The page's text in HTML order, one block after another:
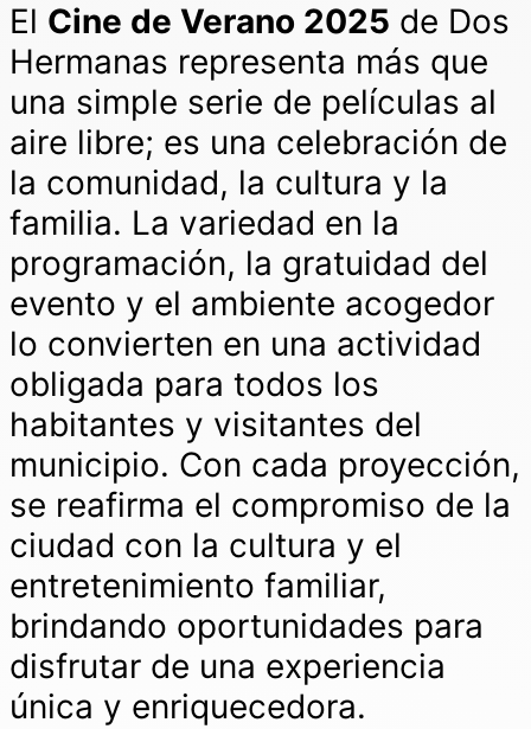
El Cine de Verano 2025 de Dos
Hermanas representa más que
una simple serie de películas al
aire libre; es una celebración de
la comunidad, la cultura y la
familia. La variedad en la
programación, la gratuidad del
evento y el ambiente acogedor
lo convierten en una actividad
obligada para todos los
habitantes y visitantes del
municipio. Con cada proyección,
se reafirma el compromiso de la
ciudad con la cultura y el
entretenimiento familiar,
brindando oportunidades para
disfrutar de una experiencia
única y enriquecedora.